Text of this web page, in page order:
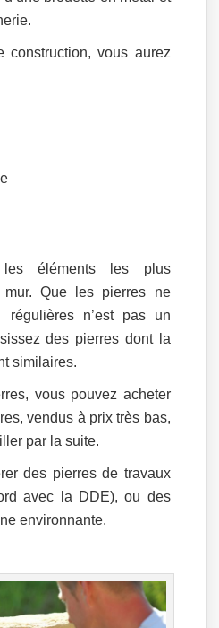
construction, vous aurez
éléments les plus
mur. Que les pierres ne
n’est pas un
des pierres dont la
similaires.
vous pouvez acheter
vendus à prix très bas,
par la suite.
des pierres de travaux
avec la DDE), ou des
environnante.